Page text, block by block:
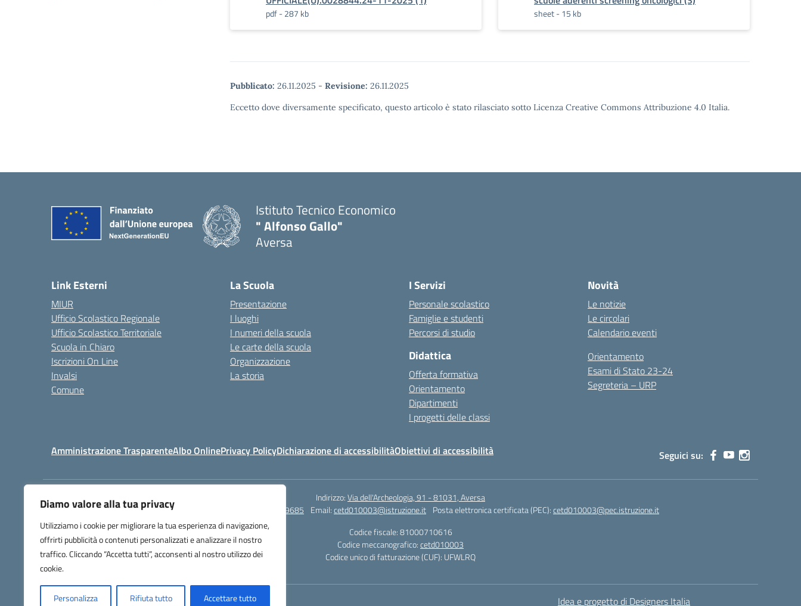
Diamo valore alla tua privacy
Utilizziamo i cookie per migliorare la tua esperienza di navigazione,
offrirti pubblicità o contenuti personalizzati e analizzare il nostro
traffico. Cliccando “Accetta tutti”, acconsenti al nostro utilizzo dei
cookie.
Personalizza Rifiuta tutto Accettare tutto
pdf - 287 kb sheet - 15 kb
Pubblicato: 26.11.2025 - Revisione: 26.11.2025
Eccetto dove diversamente specificato, questo articolo è stato rilasciato sotto Licenza Creative Commons Attribuzione 4.0 Italia.
Istituto Tecnico Economico
" Alfonso Gallo"
Aversa
Link Esterni
MIUR
Ufficio Scolastico Regionale
Ufficio Scolastico Territoriale
Scuola in Chiaro
Iscrizioni On Line
Invalsi
Comune
La Scuola
Presentazione
I luoghi
I numeri della scuola
Le carte della scuola
Organizzazione
La storia
I Servizi
Personale scolastico
Famiglie e studenti
Percorsi di studio
Didattica
Offerta formativa
Orientamento
Dipartimenti
I progetti delle classi
Novità
Le notizie
Le circolari
Calendario eventi
Orientamento
Esami di Stato 23-24
Segreteria – URP
Amministrazione TrasparenteAlbo OnlinePrivacy PolicyDichiarazione di accessibilitàObiettivi di accessibilità Seguici su:
Indirizzo:Via dell'Archeologia, 91 - 81031, Aversa
Centralino:
(+39) 0818131558 - 0815029685 Email:cetd010003@istruzione.it Posta elettronica certificata (PEC):cetd010003@pec.istruzione.it
Codice fiscale: 81000710616
Codice meccanografico:cetd010003
Codice unico di fatturazione (CUF): UFWLRQ
Idea e progetto di Designers Italia